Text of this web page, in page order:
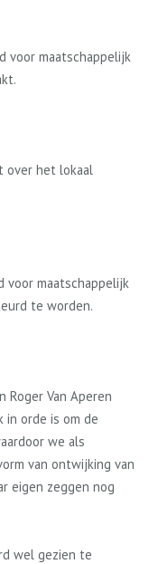
voor maatschappelijk
over het lokaal
voor maatschappelijk
te worden.
Roger Van Aperen
orde is om de
we als
van ontwijking van
eigen zeggen nog
wel gezien te